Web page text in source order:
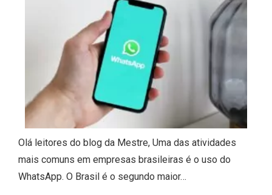
Olá leitores do blog da Mestre, Uma das atividades
mais comuns em empresas brasileiras é o uso do
WhatsApp. O Brasil é o segundo maior…